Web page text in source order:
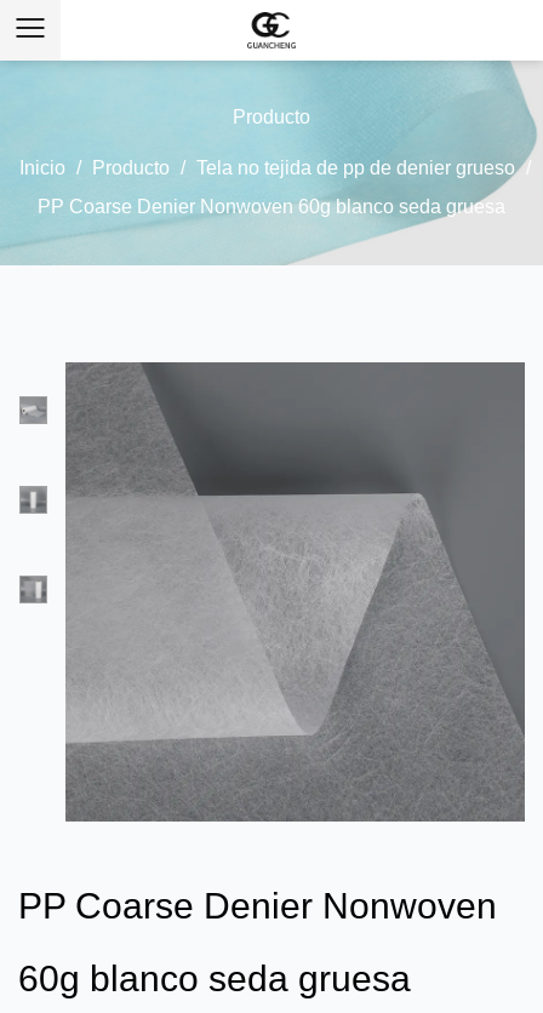
Producto
Inicio / Producto / Tela no tejida de pp de denier grueso /
PP Coarse Denier Nonwoven 60g blanco seda gruesa
PP Coarse Denier Nonwoven
60g blanco seda gruesa